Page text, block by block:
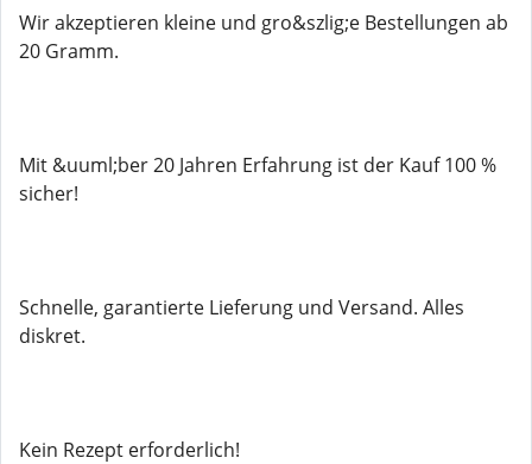
Wir akzeptieren kleine und gro&szlig;e Bestellungen ab
20 Gramm.
Mit &uuml;ber 20 Jahren Erfahrung ist der Kauf 100 %
sicher!
Schnelle, garantierte Lieferung und Versand. Alles
diskret.
Kein Rezept erforderlich!